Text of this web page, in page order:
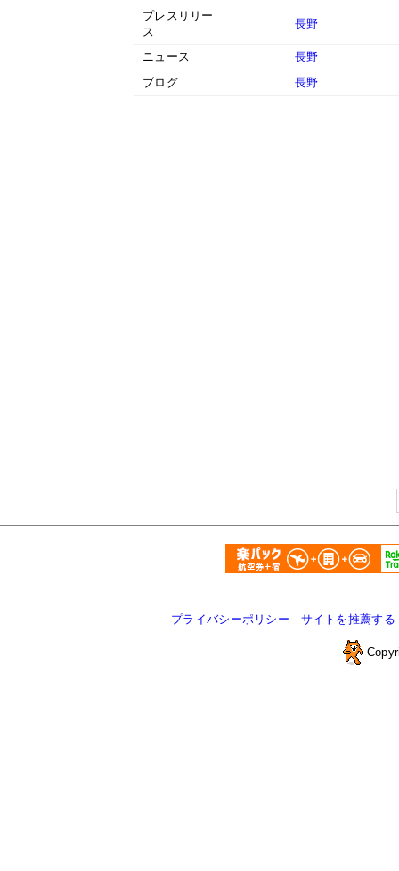
プレスリリー
ス
長野
ニュース
長野
ブログ
長野
プライバシーポリシー - サイトを推薦する